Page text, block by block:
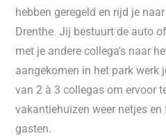
hebben geregeld en rijd je
Drenthe. Jij bestuurt de auto
met je andere collega's naar
aangekomen in het park werk
van 2 à 3 collegas om ervoor
vakantiehuizen weer netjes
gasten.